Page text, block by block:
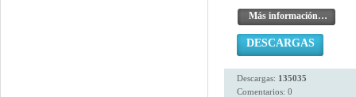
Más información…
DESCARGAS
Descargas: 135035
Comentarios: 0